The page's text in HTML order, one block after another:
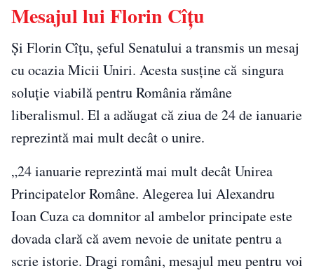
Mesajul lui Florin Cîțu
Și Florin Cîțu, șeful Senatului a transmis un mesaj
cu ocazia Micii Uniri. Acesta susține că singura
soluție viabilă pentru România rămâne
liberalismul. El a adăugat că ziua de 24 de ianuarie
reprezintă mai mult decât o unire.
„24 ianuarie reprezintă mai mult decât Unirea
Principatelor Române. Alegerea lui Alexandru
Ioan Cuza ca domnitor al ambelor principate este
dovada clară că avem nevoie de unitate pentru a
scrie istorie. Dragi români, mesajul meu pentru voi